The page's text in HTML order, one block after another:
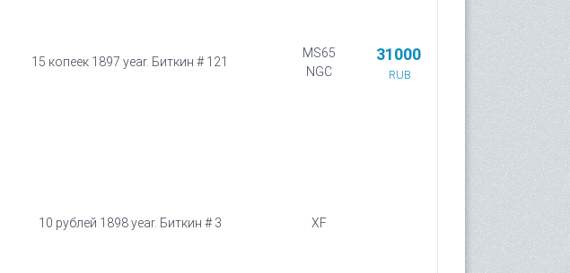
15 копеек 1897 year. Биткин # 121
MS65
NGC
31000
RUB
10 рублей 1898 year. Биткин # 3 XF